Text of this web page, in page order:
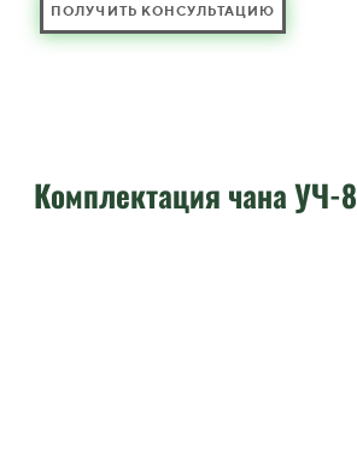
ПОЛУЧИТЬ КОНСУЛЬТАЦИЮ
Комплектация чана УЧ-8